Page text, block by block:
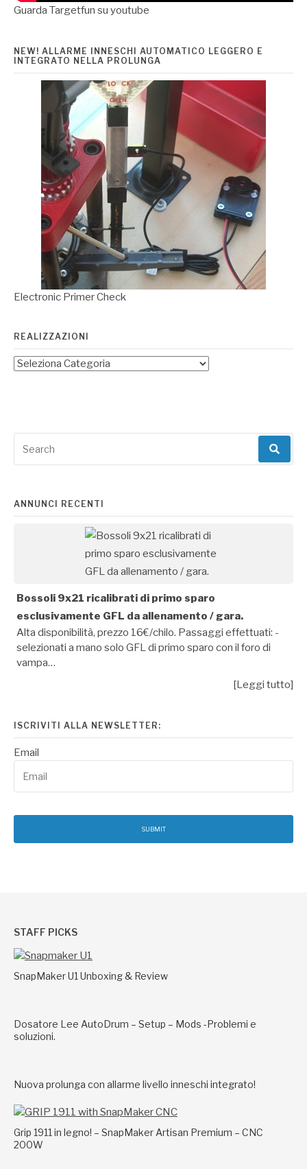
Guarda Targetfun su youtube
NEW! ALLARME INNESCHI AUTOMATICO LEGGERO E
INTEGRATO NELLA PROLUNGA
Electronic Primer Check
REALIZZAZIONI
for:
ANNUNCI RECENTI
Bossoli 9x21 ricalibrati di primo sparo
esclusivamente GFL da allenamento / gara.
Alta disponibilità, prezzo 16€/chilo. Passaggi effettuati: -
selezionati a mano solo GFL di primo sparo con il foro di
vampa…
[Leggi tutto]
ISCRIVITI ALLA NEWSLETTER:
Email
STAFF PICKS
SnapMaker U1 Unboxing & Review
Dosatore Lee AutoDrum – Setup – Mods -Problemi e
soluzioni.
Nuova prolunga con allarme livello inneschi integrato!
Grip 1911 in legno! – SnapMaker Artisan Premium – CNC
200W